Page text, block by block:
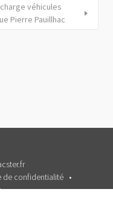
véhicules
Pierre Pauillhac
de confidentialité